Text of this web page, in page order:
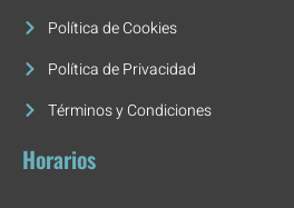
Política de Cookies
Política de Privacidad
Términos y Condiciones
Horarios